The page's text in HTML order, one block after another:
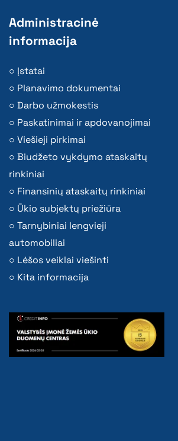
Administracinė
informacija
Įstatai
Planavimo dokumentai
Darbo užmokestis
Paskatinimai ir apdovanojimai
Viešieji pirkimai
Biudžeto vykdymo ataskaitų
rinkiniai
Finansinių ataskaitų rinkiniai
Ūkio subjektų priežiūra
Tarnybiniai lengvieji
automobiliai
Lėšos veiklai viešinti
Kita informacija